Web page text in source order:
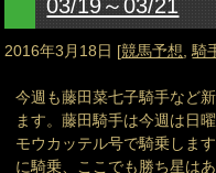
03/19～03/21
2016年3月18日 [競馬予想 ,騎
今週も藤田菜七子騎手など
ます。藤田騎手は今週は日
モウカッテル号で騎乗しま
に騎乗、ここでも勝ち星は